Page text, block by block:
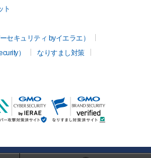
ト
セキュリティ byイエラエ）
）
なりすまし対策